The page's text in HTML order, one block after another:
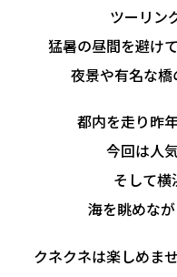
ツーリン
猛暑の昼間を避け
夜景や有名な橋
都内を走り昨
今回は人
そして横
海を眺めな
クネクネは楽しめま